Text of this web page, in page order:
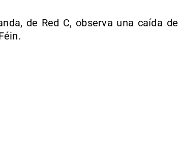
de Red C, observa una caída de